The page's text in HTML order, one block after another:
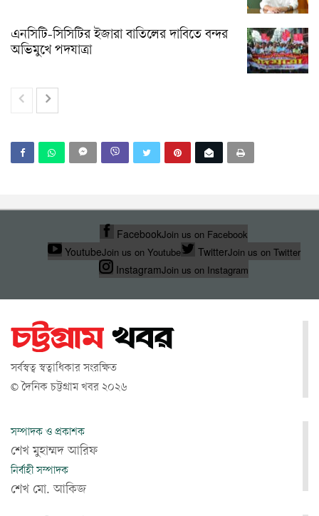
এনসিটি-সিসিটির ইজারা বাতিলের দাবিতে বন্দর
অভিমুখে পদযাত্রা
FacebookJoin us on Facebook
YoutubeJoin us on Youtube TwitterJoin us on Twitter
InstagramJoin us on Instagram
সর্বস্বত্ব স্বত্বাধিকার সংরক্ষিত
© দৈনিক চট্টগ্রাম খবর ২০২৬
সম্পাদক ও প্রকাশক
শেখ মুহাম্মদ আরিফ
নির্বাহী সম্পাদক
শেখ মো. আকিজ